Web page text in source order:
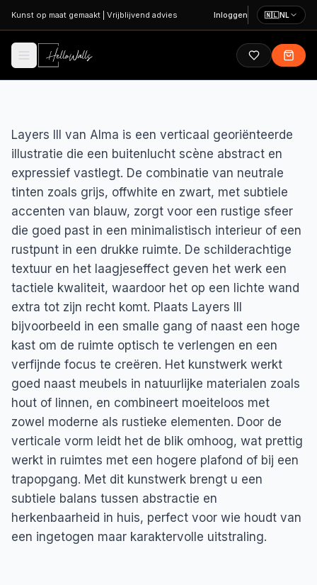
Ga naar hoofdinhoud
Kunst op maat gemaakt Vrijblijvend advies Inloggen 🇳🇱NL
Layers III van Alma is een verticaal georiënteerde
illustratie die een buitenlucht scène abstract en
expressief vastlegt. De combinatie van neutrale
tinten zoals grijs, offwhite en zwart, met subtiele
accenten van blauw, zorgt voor een rustige sfeer
die goed past in een minimalistisch interieur of een
rustpunt in een drukke ruimte. De schilderachtige
textuur en het laagjeseffect geven het werk een
tactiele kwaliteit, waardoor het op een lichte wand
extra tot zijn recht komt. Plaats Layers III
bijvoorbeeld in een smalle gang of naast een hoge
kast om de ruimte optisch te verlengen en een
verfijnde focus te creëren. Het kunstwerk werkt
goed naast meubels in natuurlijke materialen zoals
hout of linnen, en combineert moeiteloos met
zowel moderne als rustieke elementen. Door de
verticale vorm leidt het de blik omhoog, wat prettig
werkt in ruimtes met een hogere plafond of bij een
trapopgang. Met dit kunstwerk brengt u een
subtiele balans tussen abstractie en
herkenbaarheid in huis, perfect voor wie houdt van
een ingetogen maar karaktervolle uitstraling.